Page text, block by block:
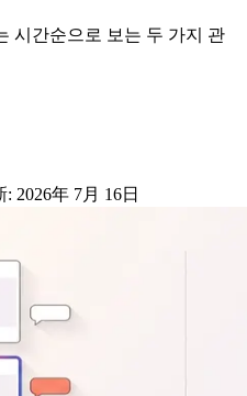
시간순으로 보는 두 가지 관
: 2026年 7月 16日